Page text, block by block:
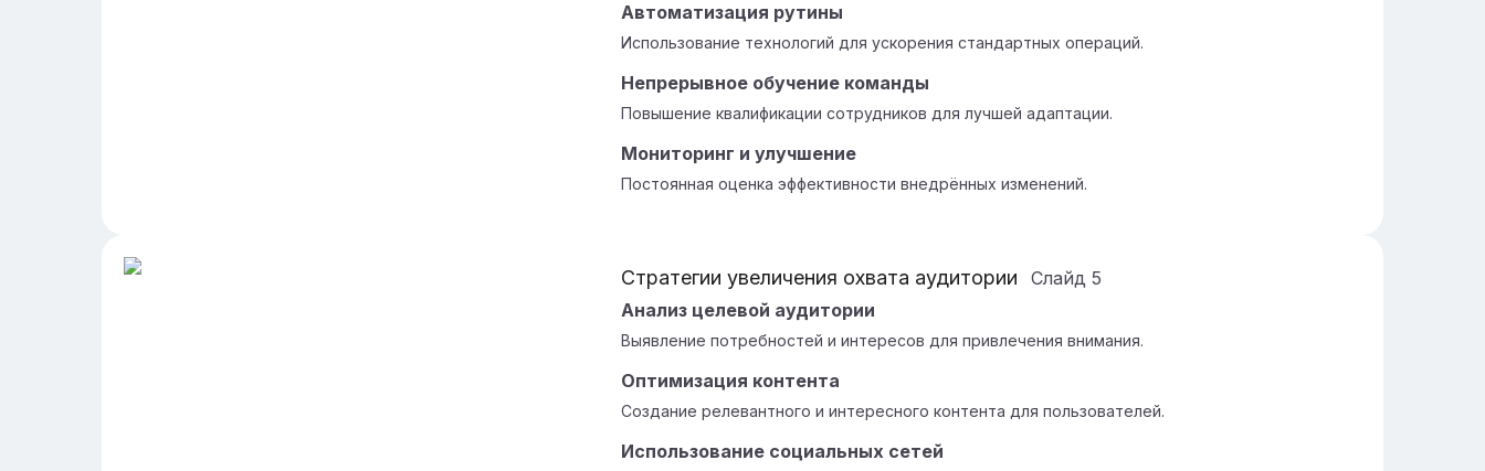
Автоматизация рутины
Использование технологий для ускорения стандартных операций.
Непрерывное обучение команды
Повышение квалификации сотрудников для лучшей адаптации.
Мониторинг и улучшение
Постоянная оценка эффективности внедрённых изменений.
Стратегии увеличения охвата аудитории Слайд 5
Анализ целевой аудитории
Выявление потребностей и интересов для привлечения внимания.
Оптимизация контента
Создание релевантного и интересного контента для пользователей.
Использование социальных сетей